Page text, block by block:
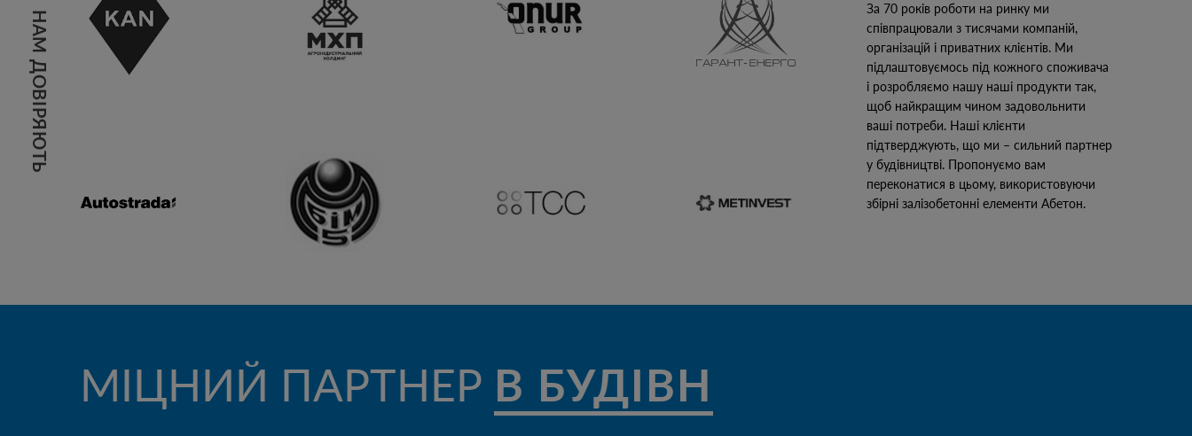
НАМ ДОВІРЯЮТЬ
За 70 років роботи на ринку ми
співпрацювали з тисячами компаній,
організацій і приватних клієнтів. Ми
підлаштовуємось під кожного споживача
і розробляємо нашу наші продукти так,
щоб найкращим чином задовольнити
ваші потреби. Наші клієнти
підтверджують, що ми – сильний партнер
у будівництві. Пропонуємо вам
переконатися в цьому, використовуючи
збірні залізобетонні елементи Абетон.
МІЦНИЙ ПАРТНЕР В БУДІВНИЦТВІ